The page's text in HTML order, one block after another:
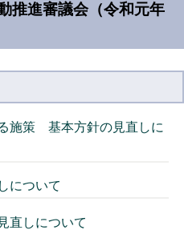
推進審議会（令和元年
施策 基本方針の見直しに
について
直しについて